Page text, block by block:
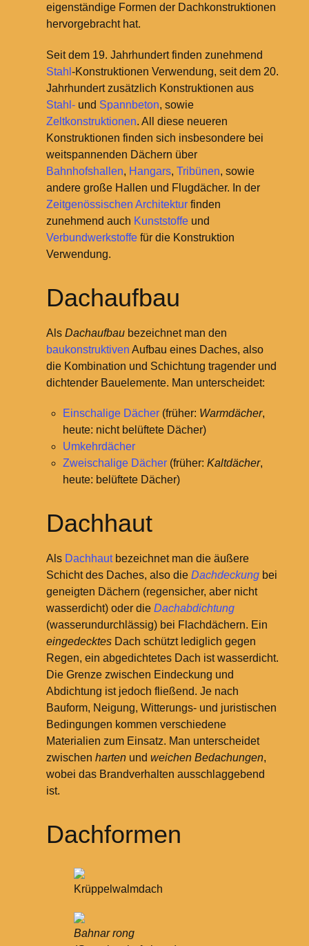
eigenständige Formen der Dachkonstruktionen
hervorgebracht hat.
Seit dem 19. Jahrhundert finden zunehmend
Stahl -Konstruktionen Verwendung, seit dem 20.
Jahrhundert zusätzlich Konstruktionen aus
Stahl-und Spannbeton, sowie
Zeltkonstruktionen. All diese neueren
Konstruktionen finden sich insbesondere bei
weitspannenden Dächern über
Bahnhofshallen, Hangars, Tribünen, sowie
andere große Hallen und Flugdächer. In der
Zeitgenössischen Architekturfinden
zunehmend auch Kunststoffeund
Verbundwerkstoffefür die Konstruktion
Verwendung.
Dachaufbau
Als Dachaufbaubezeichnet man den
baukonstruktiven Aufbau eines Daches, also
die Kombination und Schichtung tragender und
dichtender Bauelemente. Man unterscheidet:
Einschalige Dächer(früher: Warmdächer,
heute: nicht belüftete Dächer)
Umkehrdächer
Zweischalige Dächer(früher: Kaltdächer,
heute: belüftete Dächer)
Dachhaut
Als Dachhautbezeichnet man die äußere
Schicht des Daches, also die Dachdeckungbei
geneigten Dächern (regensicher, aber nicht
wasserdicht) oder die Dachabdichtung
(wasserundurchlässig) bei Flachdächern. Ein
eingedecktesDach schützt lediglich gegen
Regen, ein abgedichtetes Dach ist wasserdicht.
Die Grenze zwischen Eindeckung und
Abdichtung ist jedoch fließend. Je nach
Bauform, Neigung, Witterungs- und juristischen
Bedingungen kommen verschiedene
Materialien zum Einsatz. Man unterscheidet
zwischen hartenund weichen Bedachungen,
wobei das Brandverhalten ausschlaggebend
ist.
Dachformen
Krüppelwalmdach
Bahnar rong